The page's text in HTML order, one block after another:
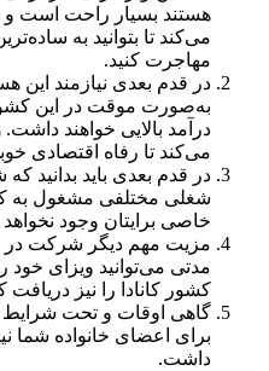
هستند بسیار راحت است
می‌کند تا بتوانید به
مهاجرت کنید.
در قدم بعدی نیازمند این
به‌صورت موقت در این
درآمد بالایی خواهند
می‌کند تا رفاه اقتصادی
در قدم بعدی باید بدانید
شغلی مختلفی مشغول به
خاصی برایتان وجود
مزیت مهم دیگر شرکت در
مدتی می‌توانید ویزای خود
کشور کانادا را نیز دریافت
گاهی اوقات و تحت شرایط
برای اعضای خانواده شما
داشت.